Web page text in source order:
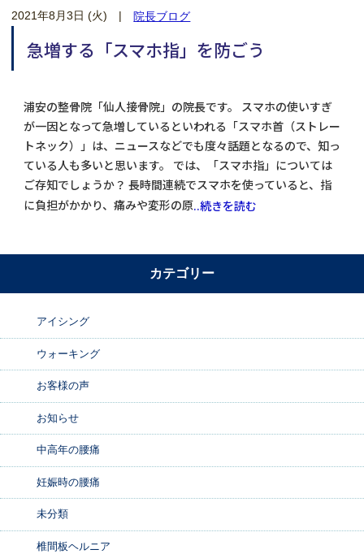
2021年8月3日 (火) 院長ブログ
急増する「スマホ指」を防ごう
浦安の整骨院「仙人接骨院」の院長です。 スマホの使いすぎ
が一因となって急増しているといわれる「スマホ首（ストレー
トネック）」は、ニュースなどでも度々話題となるので、知っ
ている人も多いと思います。 では、「スマホ指」については
ご存知でしょうか？ 長時間連続でスマホを使っていると、指
に負担がかかり、痛みや変形の原..続きを読む
カテゴリー
アイシング
ウォーキング
お客様の声
お知らせ
中高年の腰痛
妊娠時の腰痛
未分類
椎間板ヘルニア